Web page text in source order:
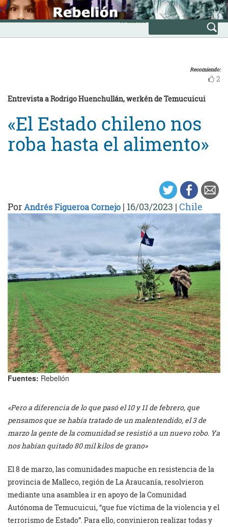
Skip
to
content
INICIO
Avanzada
Recomiendo:
2
Entrevista a Rodrigo Huenchullán, werkén de Temucuicui
«El Estado chileno nos
roba hasta el alimento»
PorAndrés Figueroa Cornejo | 16/03/2023 | Chile
Fuentes: Rebelión
«Pero a diferencia de lo que pasó el 10 y 11 de febrero, que
pensamos que se había tratado de un malentendido, el 3 de
marzo la gente de la comunidad se resistió a un nuevo robo. Ya
nos habían quitado 80 mil kilos de grano»
El 8 de marzo, las comunidades mapuche en resistencia de la
provincia de Malleco, región de La Araucanía, resolvieron
mediante una asamblea ir en apoyo de la Comunidad
Autónoma de Temucuicui, “que fue víctima de la violencia y el
terrorismo de Estado”. Para ello, convinieron realizar todas y